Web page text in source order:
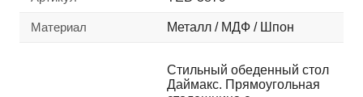
Материал Металл / МДФ / Шпон
Стильный обеденный стол
Даймакс. Прямоугольная